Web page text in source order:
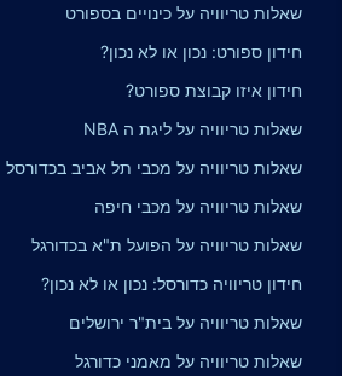
שאלות טריוויה על כינויים בספורט
חידון ספורט: נכון או לא נכון?
חידון איזו קבוצת ספורט?
שאלות טריוויה על ליגת ה NBA
שאלות טריוויה על מכבי תל אביב בכדורסל
שאלות טריוויה על מכבי חיפה
שאלות טריוויה על הפועל ת"א בכדורגל
חידון טריוויה כדורסל: נכון או לא נכון?
שאלות טריוויה על בית"ר ירושלים
שאלות טריוויה על מאמני כדורגל